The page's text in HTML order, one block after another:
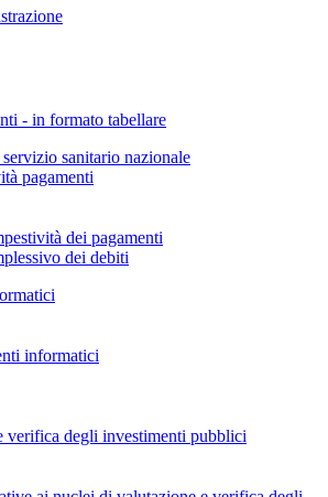
- in formato tabellare
sanitario nazionale
pagamenti
dei pagamenti
dei debiti
informatici
verifica degli investimenti pubblici